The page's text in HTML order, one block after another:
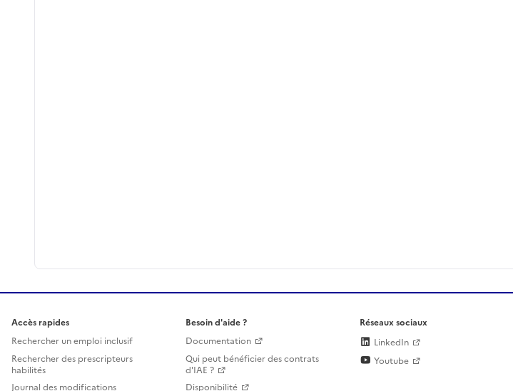
Accès rapides
Rechercher un emploi inclusif
Rechercher des prescripteurs
habilités
Journal des modifications
Besoin d'aide ?
Documentation
Qui peut bénéficier des contrats
d'IAE ?
Disponibilité
Réseaux sociaux
LinkedIn
Youtube